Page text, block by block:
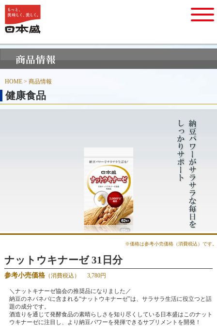
HOME > 商品情報
健康食品
※価格は参考小売価格（消費税込）です。
ナットウキナーゼ 31日分
参考小売価格（消費税込） 3,780円
＼ナットキナーゼ協会の推奨品になりました／
納豆のネバネバに含まれる“ナットウキナーゼ”は、サラサラ生活に役立つと話
題の成分です。
酒造りを通じて発酵食品の素晴らしさを知り尽くしている日本盛はこのナット
ウキナーゼに注目し、より納豆パワーを発揮できるサプリメントを開発！